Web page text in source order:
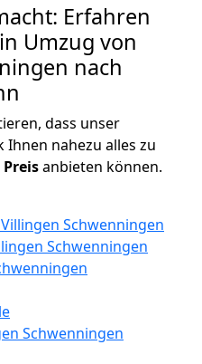
Erfahren
Umzug von
nach
dass unser
nahezu alles zu
Preisanbieten können.
Schwenningen
Schwenningen
Schwenningen